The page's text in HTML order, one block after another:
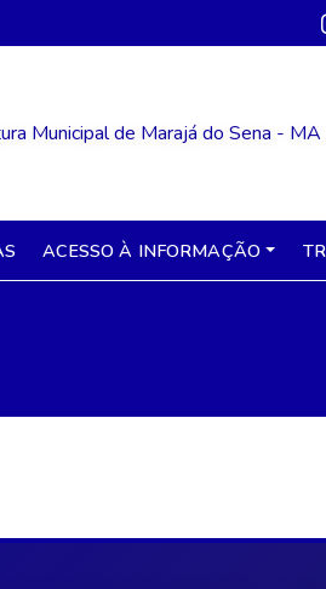
ACESSO À INFORMAÇÃO